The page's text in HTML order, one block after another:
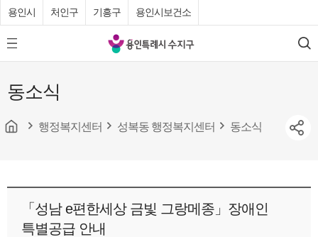
용인시 처인구 기흥구 용인시보건소
모
바
메
뉴
튼
용
인
수
청
검
색
동소식
행정복지센터 성복동 행정복지센터 동소식
「성남 e편한세상 금빛 그랑메종」장애인
특별공급 안내